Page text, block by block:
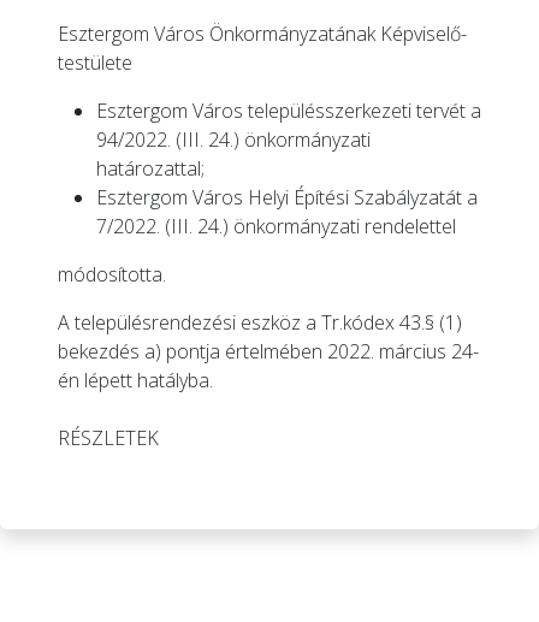
Esztergom Város Önkormányzatának Képviselő-
testülete
Esztergom Város településszerkezeti tervét a
94/2022. (III. 24.) önkormányzati
határozattal;
Esztergom Város Helyi Építési Szabályzatát a
7/2022. (III. 24.) önkormányzati rendelettel
módosította.
A településrendezési eszköz a Tr.kódex 43.§ (1)
bekezdés a) pontja értelmében 2022. március 24-
én lépett hatályba.
RÉSZLETEK